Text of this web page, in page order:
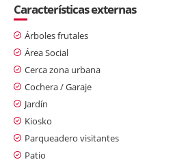
Características externas
Árboles frutales
Área Social
Cerca zona urbana
Cochera / Garaje
Jardín
Kiosko
Parqueadero visitantes
Patio